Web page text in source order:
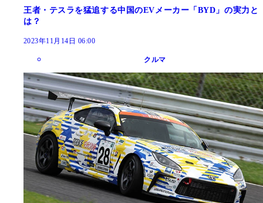
王者・テスラを猛追する中国のEVメーカー「BYD」の実力と
は？
2023年11月14日 06:00
クルマ